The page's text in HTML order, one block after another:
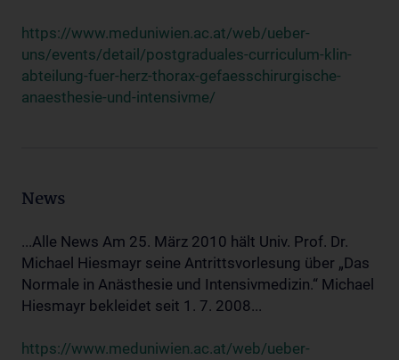
https://www.meduniwien.ac.at/web/ueber-
uns/events/detail/postgraduales-curriculum-klin-
abteilung-fuer-herz-thorax-gefaesschirurgische-
anaesthesie-und-intensivme/
News
...Alle News Am 25. März 2010 hält Univ. Prof. Dr.
Michael Hiesmayr seine Antrittsvorlesung über „Das
Normale in Anästhesie und Intensivmedizin.“ Michael
Hiesmayr bekleidet seit 1. 7. 2008...
https://www.meduniwien.ac.at/web/ueber-